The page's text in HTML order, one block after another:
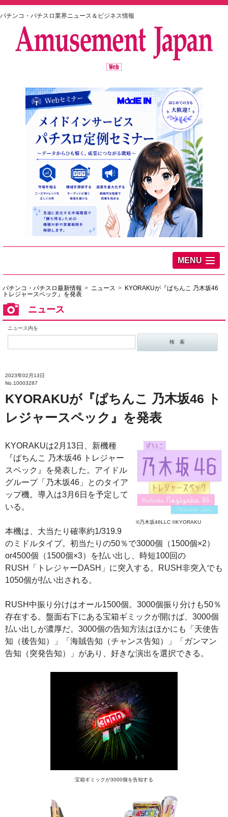
パチンコ・パチスロ業界ニュース＆ビジネス情報
MENU
パチンコ・パチスロ最新情報 ニュース
KYORAKUが『ぱちんこ 乃木坂46
トレジャースペック』を発表
ニュース
ニュース内を
2023年02月13日
No.10003287
KYORAKUが『ぱちんこ 乃木坂46 ト
レジャースペック』を発表
©乃木坂46LLC ©KYORAKU
KYORAKUは2月13日、新機種
『ぱちんこ 乃木坂46 トレジャー
スペック』を発表した。アイドル
グループ「乃木坂46」とのタイア
ップ機。導入は3月6日を予定して
いる。
本機は、大当たり確率約1/319.9
のミドルタイプ。初当たりの50％で3000個（1500個×2）
or4500個（1500個×3）を払い出し、時短100回の
RUSH「トレジャーDASH」に突入する。RUSH非突入でも
1050個が払い出される。
RUSH中振り分けはオール1500個。3000個振り分けも50％
存在する。盤面右下にある宝箱ギミックが開けば、3000個
払い出しが濃厚だ。3000個の告知方法はほかにも「天使告
知（後告知）」「海賊告知（チャンス告知）」「ガンマン
告知（突発告知）」があり、好きな演出を選択できる。
宝箱ギミックが3000個を告知する